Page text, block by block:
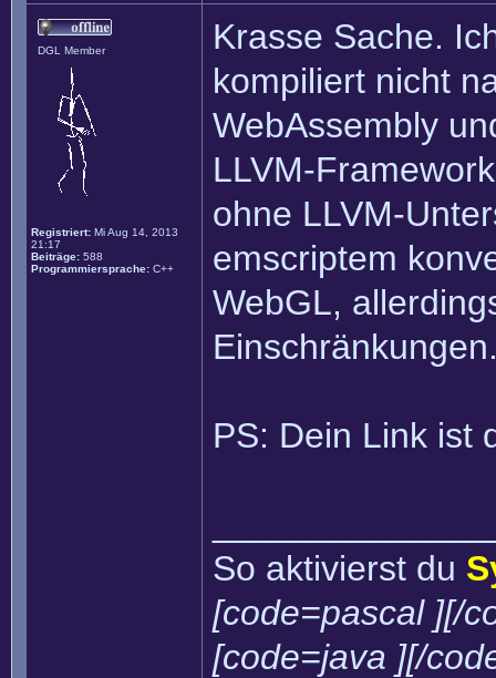
DGL Member
Registriert: Mi Aug 14, 2013
21:17
Beiträge: 588
Programmiersprache: C++
Krasse Sache.
kompiliert nicht
WebAssembly
LLVM-
ohne LLVM-
emscriptem
WebGL,
PS: Dein Link ist
So aktivierst du
[code=pascal ][/
[code=java ][/